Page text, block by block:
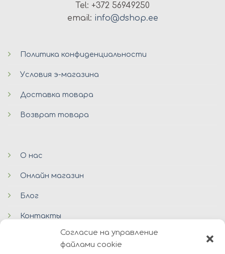
Согласие на управление
файлами cookie
Tel: +372 56949250
email: info@dshop.ee
Политика конфиденциальности
Условия э-магазина
Доставка товара
Возврат товара
О нас
Онлайн магазин
Блог
Контакты